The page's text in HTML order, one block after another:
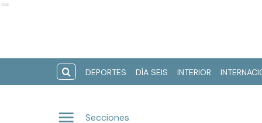
Ads
DEPORTES DÍA SEIS INTERIOR
Secciones